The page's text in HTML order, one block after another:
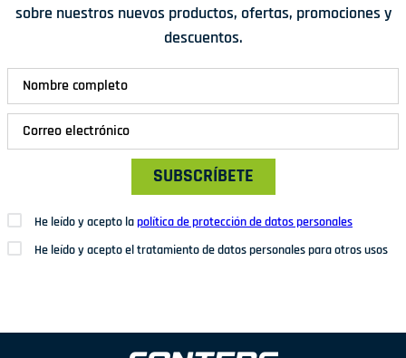
sobre nuestros nuevos productos, ofertas, promociones y
descuentos.
SUBSCRÍBETE
He leído y acepto lapolítica de protección de datos personales
He leído y acepto el tratamiento de datos personales para otros usos